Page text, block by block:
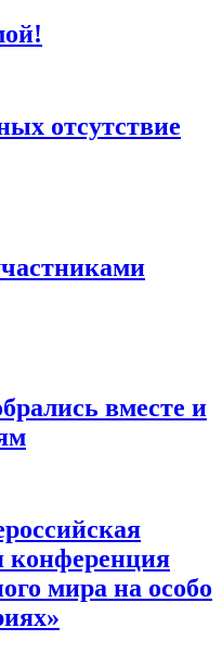
отсутствие
вместе и
конференция
мира на особо